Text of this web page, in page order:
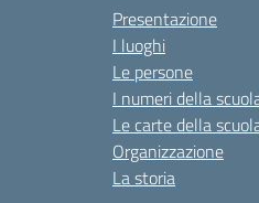
Presentazione
I luoghi
Le persone
I numeri della
Le carte della
Organizzazione
La storia